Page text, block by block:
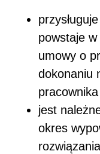
powstaje
umowy o
dokonaniu
jest
okres